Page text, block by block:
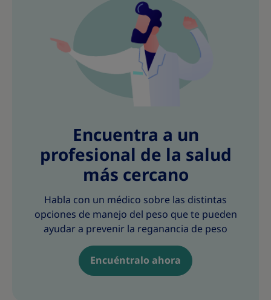
Encuentra a un
profesional de la salud
más cercano
Habla con un médico sobre las distintas
opciones de manejo del peso que te pueden
ayudar a prevenir la reganancia de peso
Encuéntralo ahora